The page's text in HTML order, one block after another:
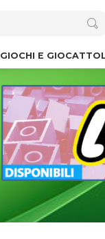
GIOCHI E